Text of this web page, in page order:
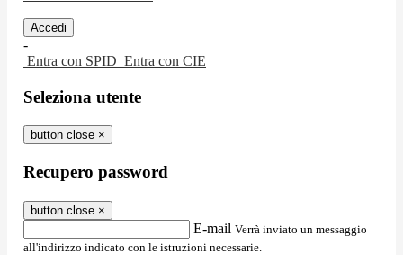
-
Entra con SPID Entra con CIE
Seleziona utente
button close ×
Recupero password
button close ×
E-mail Verrà inviato un messaggio
all'indirizzo indicato con le istruzioni necessarie.